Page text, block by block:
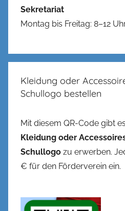
Sekretariat
Montag bis Freitag: 8–12
Kleidung oder
Schullogo bestellen
Mit diesem QR-Code gibt
Kleidung oder
Schullogo zu erwerben.
€ für den Förderverein ein.